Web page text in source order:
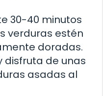
30-40 minutos
verduras estén
doradas.
disfruta de unas
asadas al